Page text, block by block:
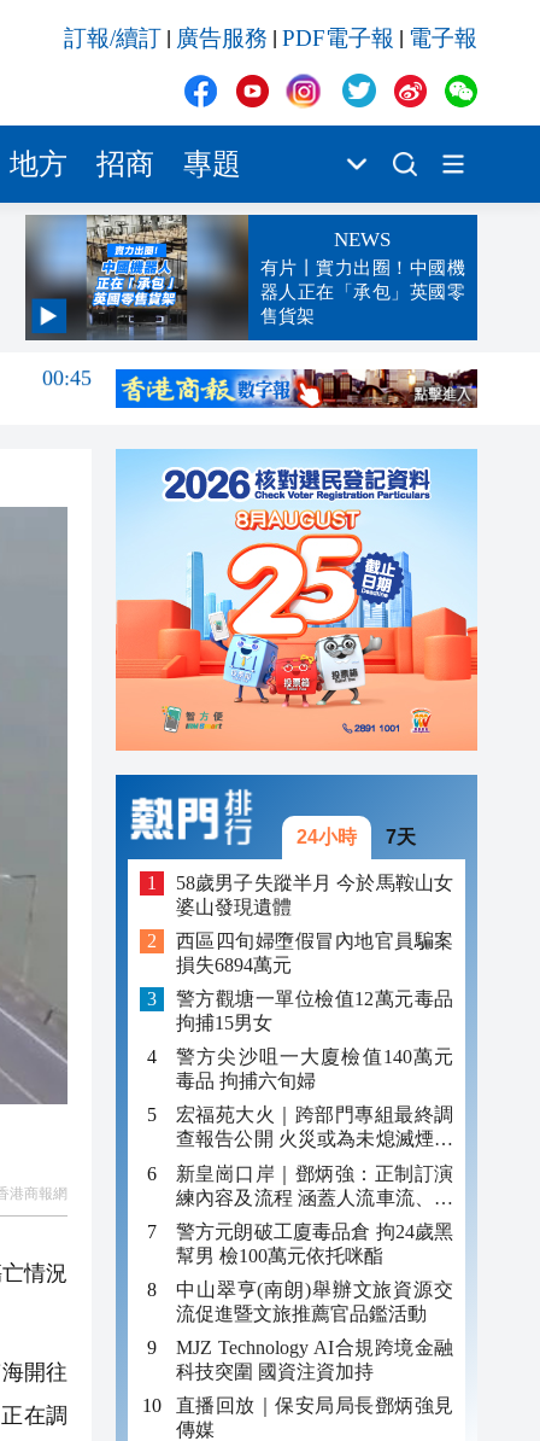
訂報/續訂 廣告服務 PDF電子報 電子報
地方 招商 專題
NEWS
有片丨實力出圈！中國機
器人正在「承包」英國零
售貨架
00:45
00:26
港商報網
情況
開往
在調
24小時 7天
58歲男子失蹤半月 今於馬鞍山女
婆山發現遺體
西區四旬婦墮假冒內地官員騙案
損失6894萬元
警方觀塘一單位檢值12萬元毒品
拘捕15男女
警方尖沙咀一大廈檢值140萬元
毒品 拘捕六旬婦
宏福苑大火｜跨部門專組最終調
查報告公開 火災或為未熄滅煙頭
引發
新皇崗口岸｜鄧炳強：正制訂演
練內容及流程 涵蓋人流車流、緊
急應變等
警方元朗破工廈毒品倉 拘24歲黑
幫男 檢100萬元依托咪酯
中山翠亨(南朗)舉辦文旅資源交
流促進暨文旅推薦官品鑑活動
MJZ Technology AI合規跨境金融
科技突圍 國資注資加持
直播回放｜保安局局長鄧炳強見
傳媒